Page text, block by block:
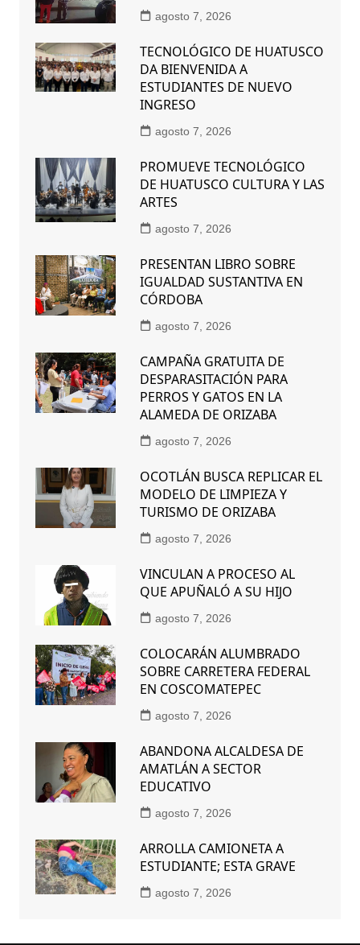
agosto 7, 2026
TECNOLÓGICO DE HUATUSCO
DA BIENVENIDA A
ESTUDIANTES DE NUEVO
INGRESO
agosto 7, 2026
PROMUEVE TECNOLÓGICO
DE HUATUSCO CULTURA Y LAS
ARTES
agosto 7, 2026
PRESENTAN LIBRO SOBRE
IGUALDAD SUSTANTIVA EN
CÓRDOBA
agosto 7, 2026
CAMPAÑA GRATUITA DE
DESPARASITACIÓN PARA
PERROS Y GATOS EN LA
ALAMEDA DE ORIZABA
agosto 7, 2026
OCOTLÁN BUSCA REPLICAR EL
MODELO DE LIMPIEZA Y
TURISMO DE ORIZABA
agosto 7, 2026
VINCULAN A PROCESO AL
QUE APUÑALÓ A SU HIJO
agosto 7, 2026
COLOCARÁN ALUMBRADO
SOBRE CARRETERA FEDERAL
EN COSCOMATEPEC
agosto 7, 2026
ABANDONA ALCALDESA DE
AMATLÁN A SECTOR
EDUCATIVO
agosto 7, 2026
ARROLLA CAMIONETA A
ESTUDIANTE; ESTA GRAVE
agosto 7, 2026